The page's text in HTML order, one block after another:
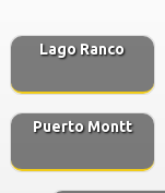
Lago Ranco
Puerto Montt